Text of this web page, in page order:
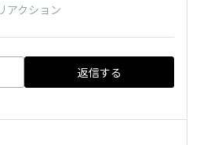
アクション
返信する